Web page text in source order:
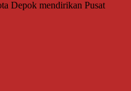
Depok mendirikan Pusat